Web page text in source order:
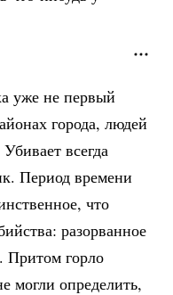
уже не первый
города, людей
всегда
Период времени
что
разорванное
Притом горло
могли определить,